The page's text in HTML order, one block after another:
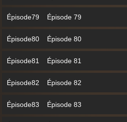
Épisode79 Épisode 79
Épisode80 Épisode 80
Épisode81 Épisode 81
Épisode82 Épisode 82
Épisode83 Épisode 83